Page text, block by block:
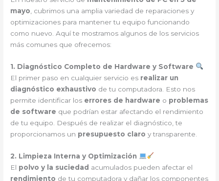
mayo , cubrimos una amplia variedad de reparaciones y
optimizaciones para mantener tu equipo funcionando
como nuevo. Aquí te mostramos algunos de los servicios
más comunes que ofrecemos:
1. Diagnóstico Completo de Hardware y Software
El primer paso en cualquier servicio es realizar un
diagnóstico exhaustivo de tu computadora. Esto nos
permite identificar los errores de hardware o problemas
de software que podrían estar afectando el rendimiento
de tu equipo. Después de realizar el diagnóstico, te
proporcionamos un presupuesto claro y transparente.
2. Limpieza Interna y Optimización
El polvo y la suciedad acumulados pueden afectar el
rendimiento de tu computadora y dañar los componentes